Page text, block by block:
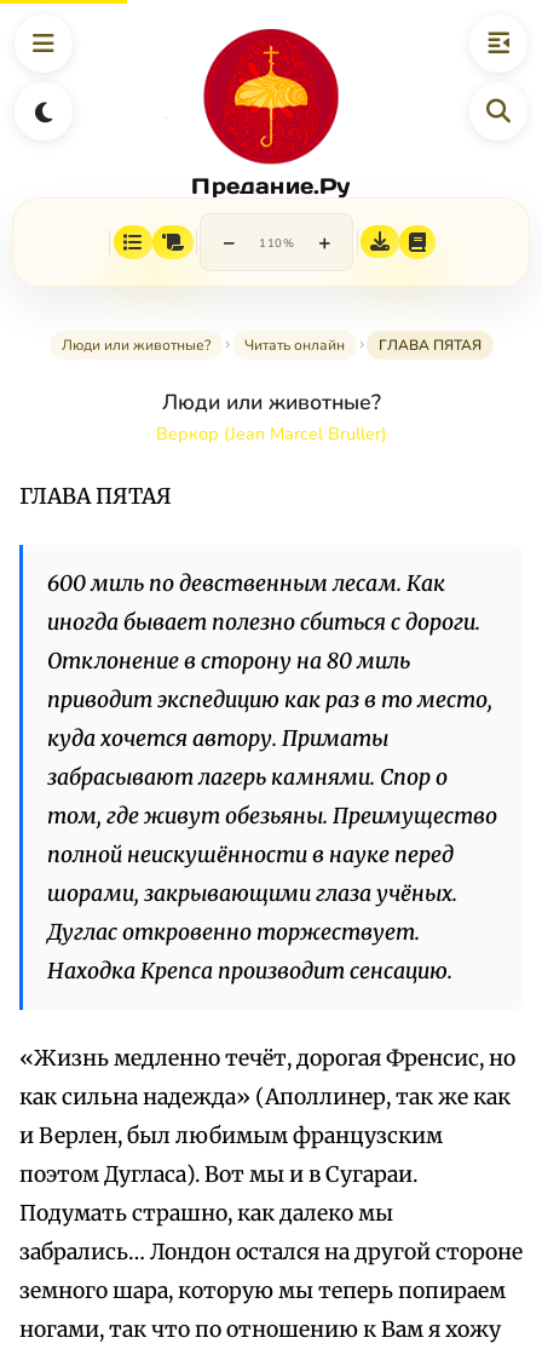
Предание.Ру
− 110% +
Люди или животные? Читать онлайн ГЛАВА ПЯТАЯ
Люди или животные?
Веркор (Jean Marcel Bruller)
ГЛАВА ПЯТАЯ
600 миль по девственным лесам. Как
иногда бывает полезно сбиться с дороги.
Отклонение в сторону на 80 миль
приводит экспедицию как раз в то место,
куда хочется автору. Приматы
забрасывают лагерь камнями. Спор о
том, где живут обезьяны. Преимущество
полной неискушённости в науке перед
шорами, закрывающими глаза учёных.
Дуглас откровенно торжествует.
Находка Крепса производит сенсацию.
«Жизнь медленно течёт, дорогая Френсис, но
как сильна надежда» (Аполлинер, так же как
и Верлен, был любимым французским
поэтом Дугласа). Вот мы и в Сугараи.
Подумать страшно, как далеко мы
забрались… Лондон остался на другой стороне
земного шара, которую мы теперь попираем
ногами, так что по отношению к Вам я хожу